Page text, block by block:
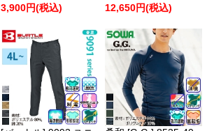
3,900円(税込)
12,650円(税込)